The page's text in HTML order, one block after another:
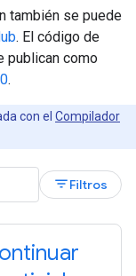
también se puede
. El código de
publican como
.
con el Compilador
filter_listFiltros